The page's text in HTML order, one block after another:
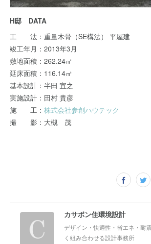
H邸 DATA
工 法：重量木骨（SE構法） 平屋建
竣工年月：2013年3月
敷地面積：262.24㎡
延床面積：116.14㎡
基本設計：半田 宜之
実施設計：田村 貴彦
施 工： 株式会社参創ハウテック
撮 影：大槻 茂
カサボン住環境設計
デザイン・快適性・省エネ・耐
く組み合わせる設計事務所